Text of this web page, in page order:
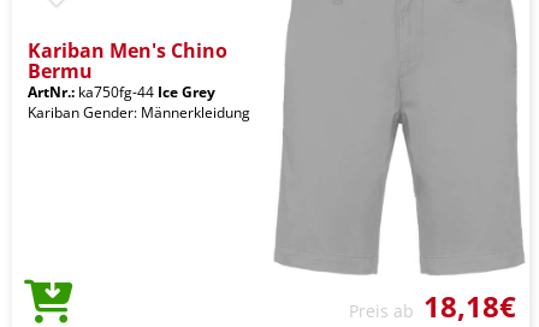
Kariban Men's Chino
Bermu
ArtNr.: ka750fg-44 Ice Grey
Kariban Gender: Männerkleidung
Preis ab 18,18€